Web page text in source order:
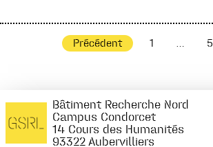
Précédent 1 5
Bâtiment Recherche Nord
Campus Condorcet
14 Cours des Humanités
93322 Aubervilliers